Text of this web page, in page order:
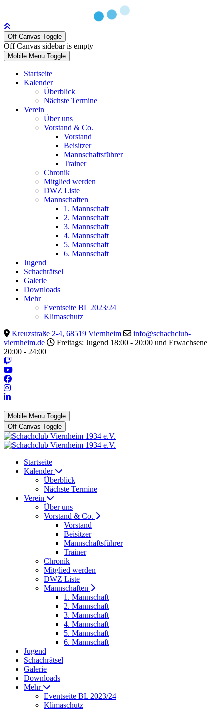
Off-Canvas Toggle
Off Canvas sidebar is empty
Mobile Menu Toggle
Startseite
Kalender
Überblick
Nächste Termine
Verein
Über uns
Vorstand & Co.
Vorstand
Beisitzer
Mannschaftsführer
Trainer
Chronik
Mitglied werden
DWZ Liste
Mannschaften
1. Mannschaft
2. Mannschaft
3. Mannschaft
4. Mannschaft
5. Mannschaft
6. Mannschaft
Jugend
Schachrätsel
Galerie
Downloads
Mehr
Eventseite BL 2023/24
Klimaschutz
Kreuzstraße 2-4, 68519 Viernheim
info@schachclub-
viernheim.de
Freitags: Jugend 18:00 - 20:00 und Erwachsene
20:00 - 24:00
Mobile Menu Toggle
Off-Canvas Toggle
Startseite
Kalender
Überblick
Nächste Termine
Verein
Über uns
Vorstand & Co.
Vorstand
Beisitzer
Mannschaftsführer
Trainer
Chronik
Mitglied werden
DWZ Liste
Mannschaften
1. Mannschaft
2. Mannschaft
3. Mannschaft
4. Mannschaft
5. Mannschaft
6. Mannschaft
Jugend
Schachrätsel
Galerie
Downloads
Mehr
Eventseite BL 2023/24
Klimaschutz